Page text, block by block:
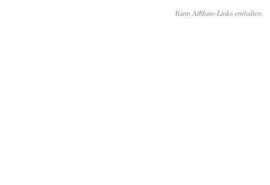
Kann Affiliate-Links enthalten.